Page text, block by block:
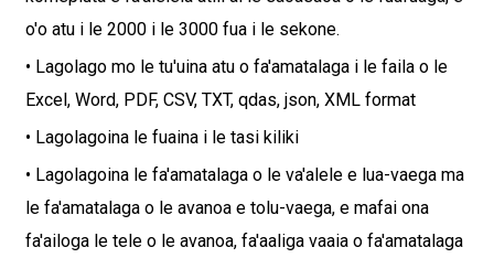
o'o atu i le 2000 i le 3000 fua i le sekone.
• Lagolago mo le tu'uina atu o fa'amatalaga i le faila o le
Excel, Word, PDF, CSV, TXT, qdas, json, XML format
• Lagolagoina le fuaina i le tasi kiliki
• Lagolagoina le fa'amatalaga o le va'alele e lua-vaega ma
le fa'amatalaga o le avanoa e tolu-vaega, e mafai ona
fa'ailoga le tele o le avanoa, fa'aaliga vaaia o fa'amatalaga